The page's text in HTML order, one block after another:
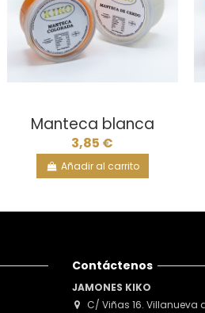
Manteca blanca
3,85 €
Añadir al carrito
Contáctenos
JAMONES KIKO
C/ Viñas 16. Villanueva